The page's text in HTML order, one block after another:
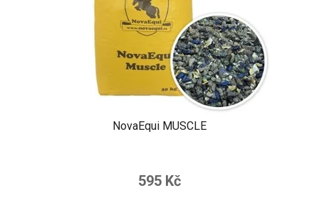
NovaEqui MUSCLE
hodnocení
595 Kč